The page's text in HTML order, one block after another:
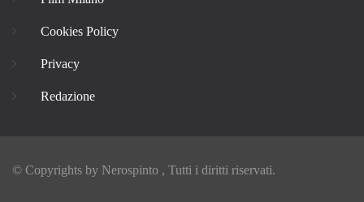
Cookies Policy
Privacy
Redazione
© Copyrights by Nerospinto , Tutti i diritti riservati.